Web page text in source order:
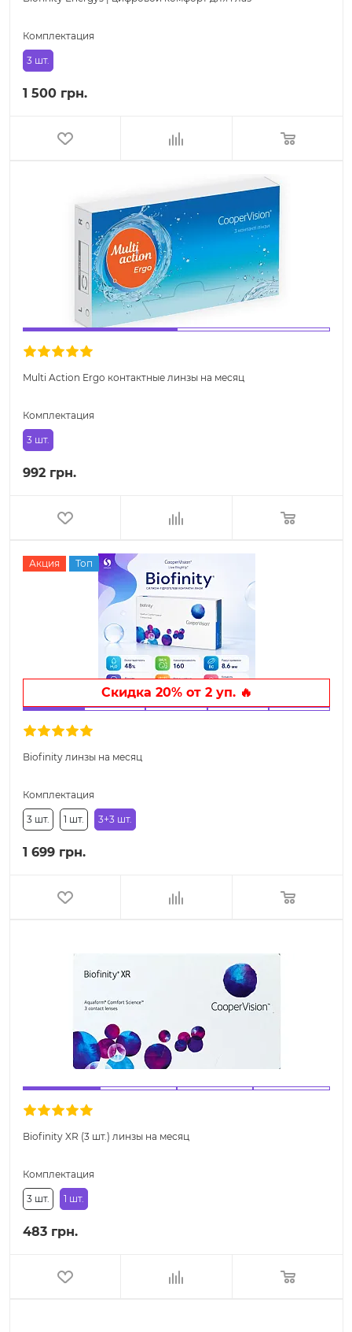
Комплектация
3 шт.
1 500 грн.
Multi Action Ergo контактные линзы на месяц
Комплектация
3 шт.
992 грн.
Акция Топ
Скидка 20% от 2 уп. 🔥
Biofinity линзы на месяц
Комплектация
3 шт. 1 шт. 3+3 шт.
1 699 грн.
Biofinity XR (3 шт.) линзы на месяц
Комплектация
3 шт. 1 шт.
483 грн.